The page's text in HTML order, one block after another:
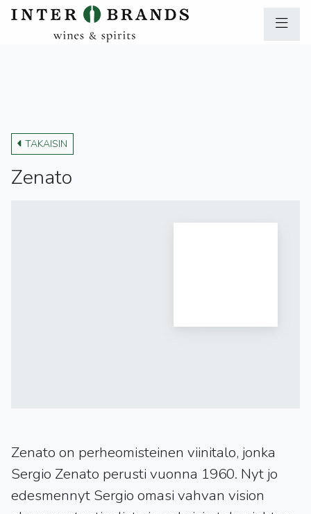
TAKAISIN
Zenato
Zenato on perheomisteinen viinitalo, jonka
Sergio Zenato perusti vuonna 1960. Nyt jo
edesmennyt Sergio omasi vahvan vision